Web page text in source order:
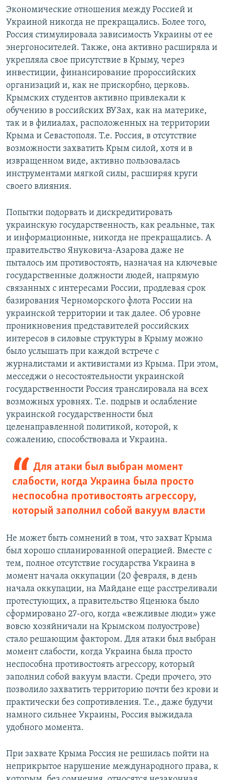
Экономические отношения между Россией и
Украиной никогда не прекращались. Более того,
Россия стимулировала зависимость Украины от ее
энергоносителей. Также, она активно расширяла и
укрепляла свое присутствие в Крыму, через
инвестиции, финансирование пророссийских
организаций и, как не прискорбно, церковь.
Крымских студентов активно привлекали к
обучению в российских ВУЗах, как на материке,
так и в филиалах, расположенных на территории
Крыма и Севастополя. Т.е. Россия, в отсутствие
возможности захватить Крым силой, хотя и в
извращенном виде, активно пользовалась
инструментами мягкой силы, расширяя круги
своего влияния.
Попытки подорвать и дискредитировать
украинскую государственность, как реальные, так
и информационные, никогда не прекращались. А
правительство Януковича-Азарова даже не
пыталось им противостоять, назначая на ключевые
государственные должности людей, напрямую
связанных с интересами России, продлевая срок
базирования Черноморского флота России на
украинской территории и так далее. Об уровне
проникновения представителей российских
интересов в силовые структуры в Крыму можно
было услышать при каждой встрече с
журналистами и активистами из Крыма. При этом,
месседжи о несостоятельности украинской
государственности Россия транслировала на всех
возможных уровнях. Т.е. подрыв и ослабление
украинской государственности был
целенаправленной политикой, которой, к
сожалению, способствовала и Украина.
Для атаки был выбран момент
слабости, когда Украина была просто
неспособна противостоять агрессору,
который заполнил собой вакуум власти
Не может быть сомнений в том, что захват Крыма
был хорошо спланированной операцией. Вместе с
тем, полное отсутствие государства Украина в
момент начала оккупации (20 февраля, в день
начала оккупации, на Майдане еще расстреливали
протестующих, а правительство Яценюка было
сформировано 27-ого, когда «вежливые люди» уже
вовсю хозяйничали на Крымском полуострове)
стало решающим фактором. Для атаки был выбран
момент слабости, когда Украина была просто
неспособна противостоять агрессору, который
заполнил собой вакуум власти. Среди прочего, это
позволило захватить территорию почти без крови и
практически без сопротивления. Т.е., даже будучи
намного сильнее Украины, Россия выжидала
удобного момента.
При захвате Крыма Россия не решилась пойти на
неприкрытое нарушение международного права, к